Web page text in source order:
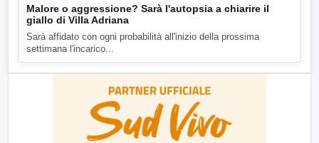
Malore o aggressione? Sarà l'autopsia a chiarire il
giallo di Villa Adriana
Sarà affidato con ogni probabilità all'inizio della prossima
settimana l'incarico...